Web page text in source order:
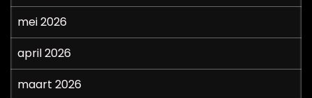
mei 2026
april 2026
maart 2026